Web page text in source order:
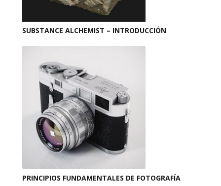
SUBSTANCE ALCHEMIST – INTRODUCCIÓN
PRINCIPIOS FUNDAMENTALES DE FOTOGRAFÍA